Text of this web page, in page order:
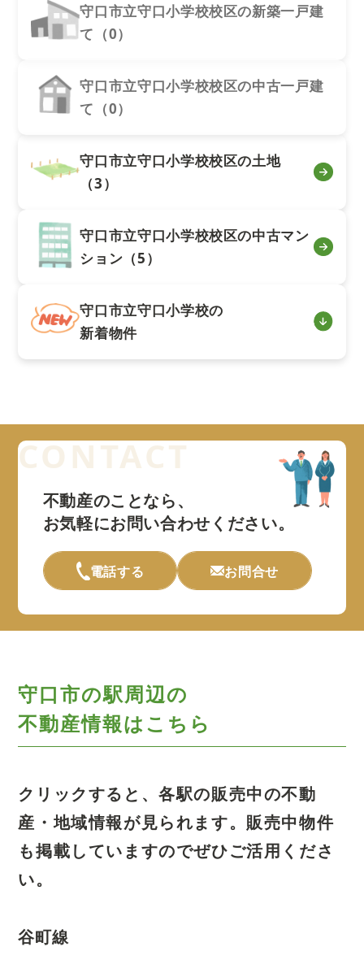
守口市立守口小学校校区の新築一戸建
て（0）
守口市立守口小学校校区の中古一戸建
て（0）
守口市立守口小学校校区の土地
（3）
守口市立守口小学校校区の中古マン
ション（5）
守口市立守口小学校の
新着物件
不動産のことなら、
お気軽にお問い合わせください。
電話する お問合せ
守口市の駅周辺の
不動産情報はこちら
クリックすると、各駅の販売中の不動
産・地域情報が見られます。 販売中物件
も掲載していますのでぜひご活用くださ
い。
谷町線